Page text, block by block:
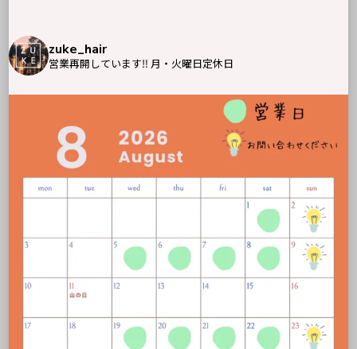
zuke_hair
営業再開しています‼︎ 月・火曜日定休日